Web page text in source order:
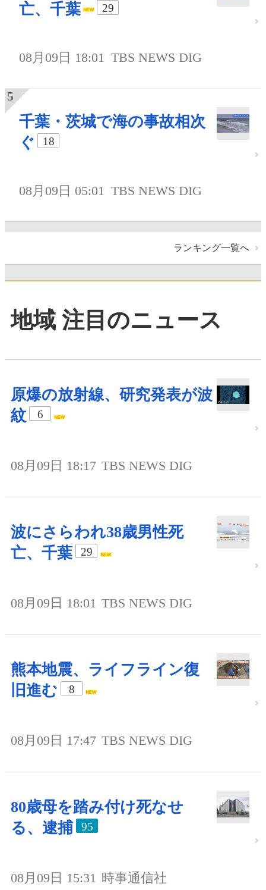
亡、千葉
29
08月09日 18:01 TBS NEWS DIG
千葉・茨城で海の事故相次
ぐ
18
08月09日 05:01 TBS NEWS DIG
ランキング一覧へ
地域 注目のニュース
原爆の放射線、研究発表が波
紋
6
08月09日 18:17 TBS NEWS DIG
波にさらわれ38歳男性死
亡、千葉
29
08月09日 18:01 TBS NEWS DIG
熊本地震、ライフライン復
旧進む
8
08月09日 17:47 TBS NEWS DIG
80歳母を踏み付け死なせ
る、逮捕
95
08月09日 15:31 時事通信社